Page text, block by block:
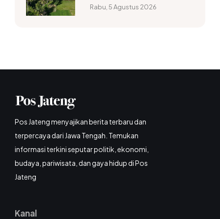
Rabu, 5 Agustus 2026
Pos Jateng menyajikan berita terbaru dan
terpercaya dari Jawa Tengah. Temukan
informasi terkini seputar politik, ekonomi,
budaya, pariwisata, dan gaya hidup di Pos
Jateng
Kanal